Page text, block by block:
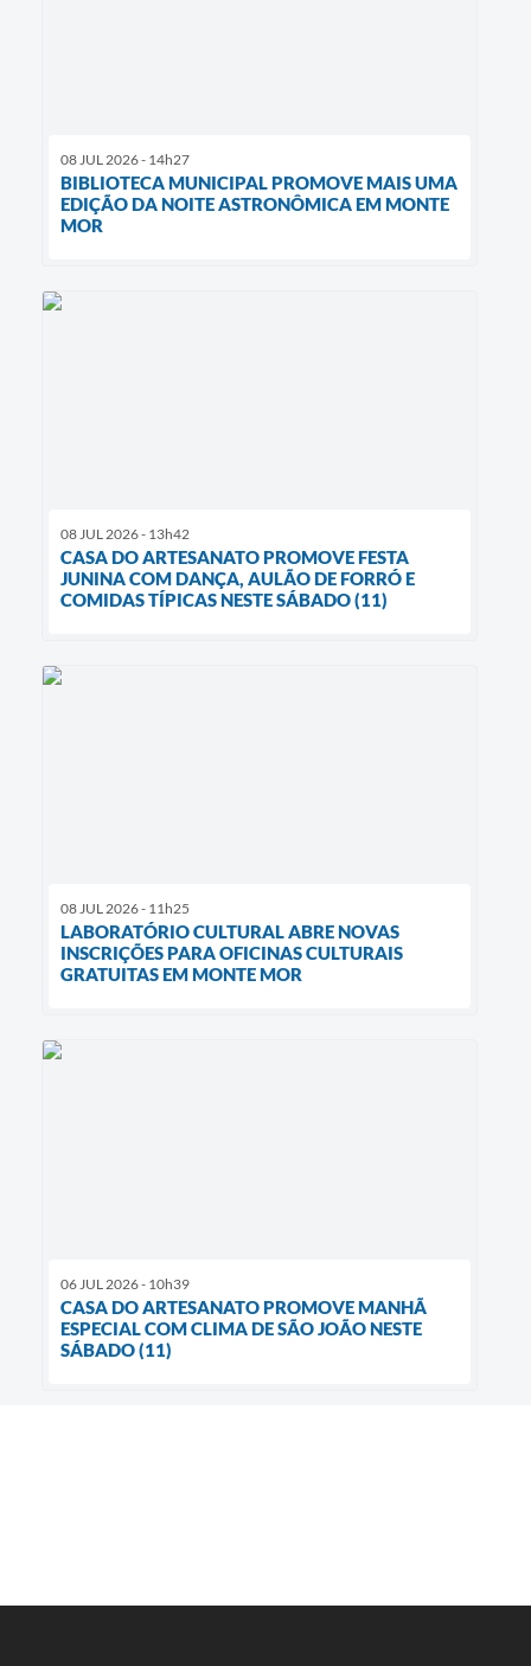
08 JUL 2026 - 14h27
BIBLIOTECA MUNICIPAL PROMOVE MAIS UMA
EDIÇÃO DA NOITE ASTRONÔMICA EM MONTE
MOR
08 JUL 2026 - 13h42
CASA DO ARTESANATO PROMOVE FESTA
JUNINA COM DANÇA, AULÃO DE FORRÓ E
COMIDAS TÍPICAS NESTE SÁBADO (11)
08 JUL 2026 - 11h25
LABORATÓRIO CULTURAL ABRE NOVAS
INSCRIÇÕES PARA OFICINAS CULTURAIS
GRATUITAS EM MONTE MOR
06 JUL 2026 - 10h39
CASA DO ARTESANATO PROMOVE MANHÃ
ESPECIAL COM CLIMA DE SÃO JOÃO NESTE
SÁBADO (11)